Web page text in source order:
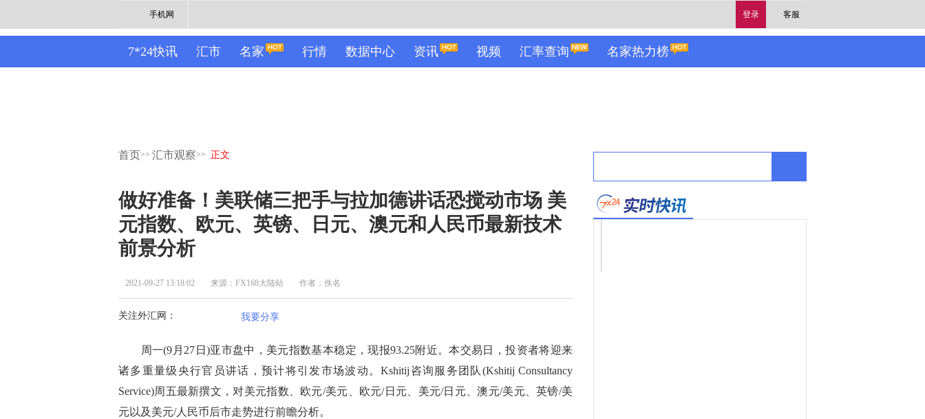
登录 客服
手机网
7*24快讯 汇市 名家 行情 数据中心 资讯 视频 汇率查询 名家热力榜
首页>> 汇市观察>> 正文
做好准备！美联储三把手与拉加德讲话恐搅动市场 美
元指数、欧元、英镑、日元、澳元和人民币最新技术
前景分析
2021-09-27 13:18:02 来源：FX168大陆站 作者：佚名
关注外汇网： 我要分享
周一(9月27日)亚市盘中，美元指数基本稳定，现报93.25附近。本交易日，投资者将迎来
诸多重量级央行官员讲话，预计将引发市场波动。Kshitij咨询服务团队(Kshitij Consultancy
Service)周五最新撰文，对美元指数、欧元/美元、欧元/日元、美元/日元、澳元/美元、英镑/美
元以及美元/人民币后市走势进行前瞻分析。